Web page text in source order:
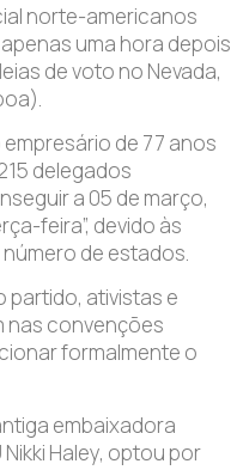
norte-americanos
uma hora depois
de voto no Nevada,
de 77 anos
delegados
a 05 de março,
feira”, devido às
de estados.
partido, ativistas e
nas convenções
formalmente o
embaixadora
Haley, optou por